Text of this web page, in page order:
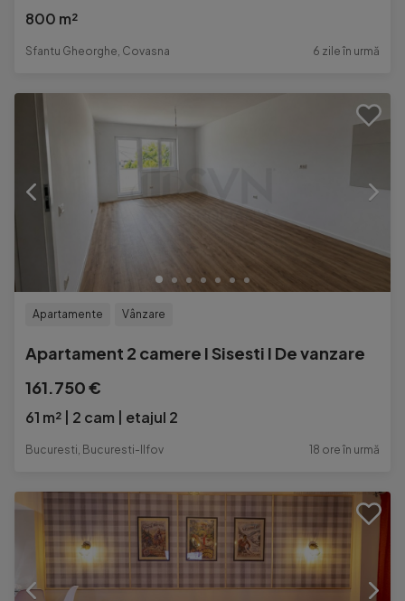
800 m²
Sfantu Gheorghe, Covasna 6 zile în urmă
Apartamente Vânzare
Apartament 2 camere I Sisesti I De vanzare
161.750 €
61 m² 2 cam etajul 2
Bucuresti, Bucuresti-Ilfov 18 ore în urmă